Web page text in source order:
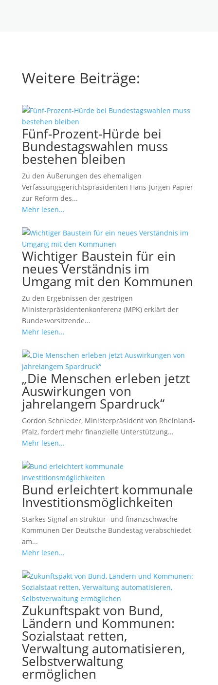
Weitere Beiträge:
Fünf-Prozent-Hürde bei
Bundestagswahlen muss
bestehen bleiben
Zu den Äußerungen des ehemaligen
Verfassungsgerichtspräsidenten Hans-Jürgen Papier
zur Reform des...
Mehr lesen...
Wichtiger Baustein für ein
neues Verständnis im
Umgang mit den Kommunen
Zu den Ergebnissen der gestrigen
Ministerpräsidentenkonferenz (MPK) erklärt der
Bundesvorsitzende...
Mehr lesen...
„Die Menschen erleben jetzt
Auswirkungen von
jahrelangem Spardruck“
Gordon Schnieder, Ministerpräsident von Rheinland-
Pfalz, fordert mehr finanzielle Unterstützung...
Mehr lesen...
Bund erleichtert kommunale
Investitionsmöglichkeiten
Starkes Signal an struktur- und finanzschwache
Kommunen Der Deutsche Bundestag verabschiedet
am...
Mehr lesen...
Zukunftspakt von Bund,
Ländern und Kommunen:
Sozialstaat retten,
Verwaltung automatisieren,
Selbstverwaltung
ermöglichen